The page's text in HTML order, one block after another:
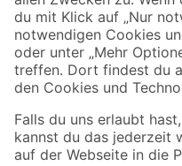
Jetzt die toom-App
Alle Preisangaben in EUR inkl. gesetzl.
Umständen nicht in allen Märkten